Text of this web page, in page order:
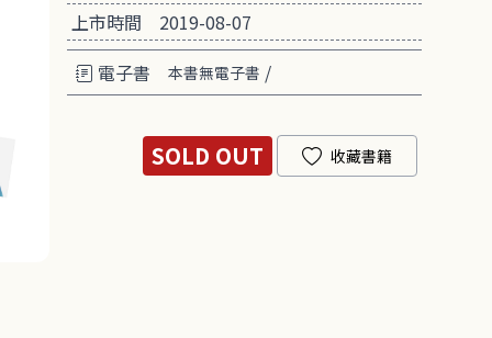
上市時間
2019-08-07
電子書
本書無電子書 /
SOLD OUT 收藏書籍